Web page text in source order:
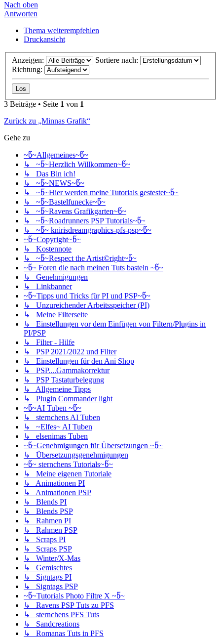
Nach oben
Antworten
Thema weiterempfehlen
Druckansicht
Anzeigen:
Sortiere nach:
Richtung:
3 Beiträge • Seite 1 von 1
Zurück zu „Minnas Grafik“
Gehe zu
~წ~Allgemeines~წ~
↳ ~წ~Herzlich Willkommen~წ~
↳ Das Bin ich!
↳ ~წ~NEWS~წ~
↳ ~წ~Hier werden meine Tutorials gestestet~წ~
↳ ~წ~Bastelfunecke~წ~
↳ ~წ~Ravens Grafikgarten~წ~
↳ ~წ~Roadrunners PSP Tutorials~წ~
↳ ~წ~ knirisdreamgraphics-pfs-psp~წ~
~წ~Copyright~წ~
↳ Kostennote
↳ ~წ~Respect the Artist©right~წ~
~წ~ Foren die nach meinen Tuts basteln ~წ~
↳ Genehmigungen
↳ Linkbanner
~წ~Tipps und Tricks für PI und PSP~წ~
↳ Unzureichender Arbeitsspeicher (PI)
↳ Meine Filterseite
↳ Einstellungen vor dem Einfügen von Filtern/Plugins in
PI/PSP
↳ Filter - Hilfe
↳ PSP 2021/2022 und Filter
↳ Einstellungen für den Ani Shop
↳ PSP....Gammakorrektur
↳ PSP Tastaturbelegung
↳ Allgemeine Tipps
↳ Plugin Commander light
~წ~AI Tuben ~წ~
↳ sternchens AI Tuben
↳ ~Elfes~ AI Tuben
↳ elsenimas Tuben
~წ~Genehmigungen für Übersetzungen ~წ~
↳ Übersetzungsgenehmigungen
~წ~ sternchens Tutorials~წ~
↳ Meine eigenen Tutoriale
↳ Animationen PI
↳ Animationen PSP
↳ Blends PI
↳ Blends PSP
↳ Rahmen PI
↳ Rahmen PSP
↳ Scraps PI
↳ Scraps PSP
↳ Winter/X-Mas
↳ Gemischtes
↳ Signtags PI
↳ Signtags PSP
~წ~Tutorials Photo Filtre X ~წ~
↳ Ravens PSP Tuts zu PFS
↳ sternchens PFS Tuts
↳ Sandcreations
↳ Romanas Tuts in PFS